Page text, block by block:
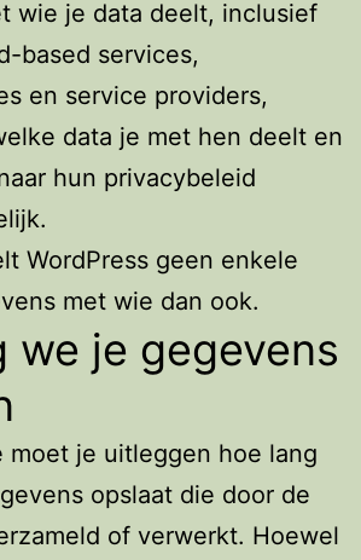
wie je data deelt, inclusief
based services,
en service providers,
data je met hen deelt en
hun privacybeleid
WordPress geen enkele
met wie dan ook.
we je gegevens
moet je uitleggen hoe lang
opslaat die door de
of verwerkt. Hoewel